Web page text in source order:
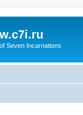
Seven Incarnations